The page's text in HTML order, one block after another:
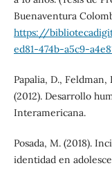
Buenaventura
https://
ed81-474b-a5c9-
Papalia, D.,
(2012). Desarrollo
Interamericana.
Posada, M. (2018).
identidad en